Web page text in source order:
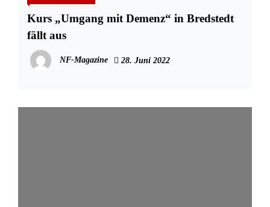
Kurs „Umgang mit Demenz“ in Bredstedt
fällt aus
NF-Magazine 28. Juni 2022